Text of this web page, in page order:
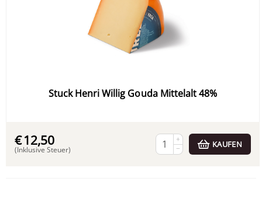
Stuck Henri Willig Gouda Mittelalt 48%
€12,50
(Inklusive Steuer)
+
−
KAUFEN